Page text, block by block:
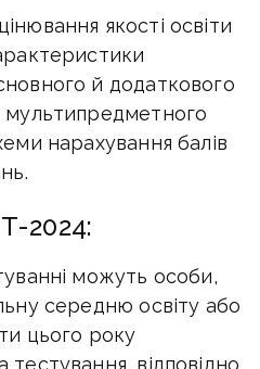
якості освіти
й додаткового
мультипредметного
нарахування балів
2024:
можуть особи,
середню освіту або
цього року
відповідно